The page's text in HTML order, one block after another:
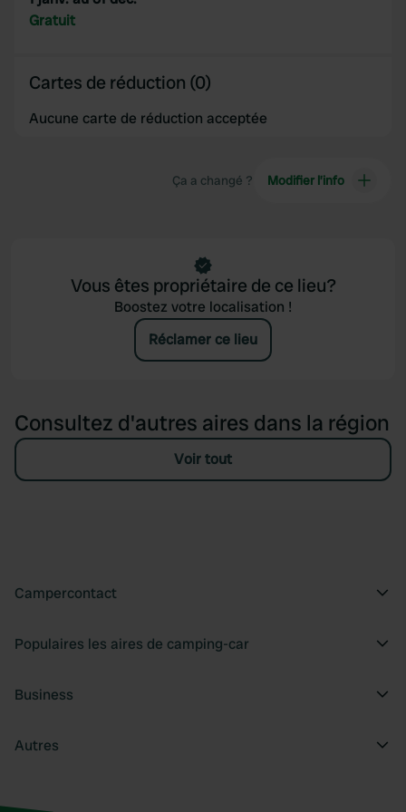
Gratuit
Cartes de réduction (0)
Aucune carte de réduction acceptée
Ça a changé ? Modifier l’info
Vous êtes propriétaire de ce lieu?
Boostez votre localisation !
Réclamer ce lieu
Consultez d'autres aires dans la région
Voir tout
Campercontact
Populaires les aires de camping-car
Business
Autres